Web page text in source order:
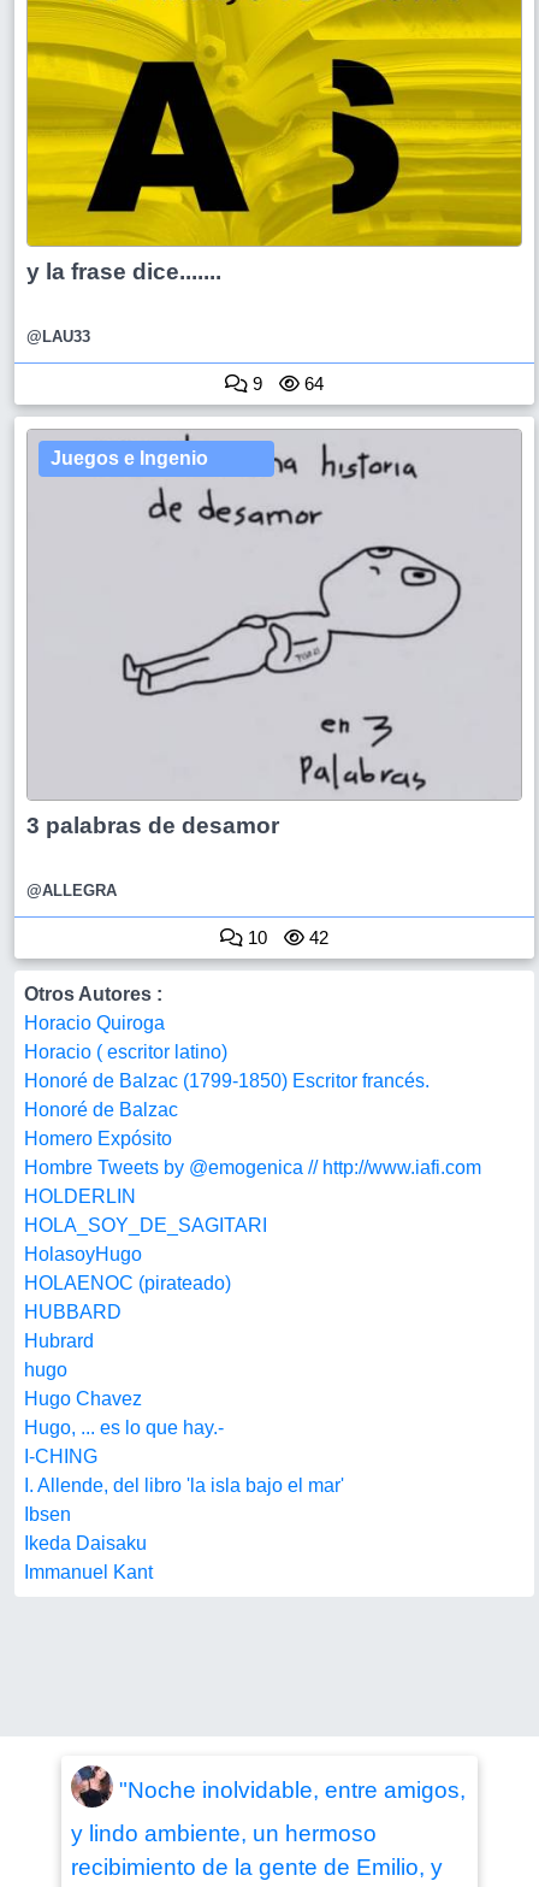
y la frase dice.......
@LAU33
9 64
Juegos e Ingenio
3 palabras de desamor
@ALLEGRA
10 42
Otros Autores :
Horacio Quiroga
Horacio ( escritor latino)
Honoré de Balzac (1799-1850) Escritor francés.
Honoré de Balzac
Homero Expósito
Hombre Tweets by @emogenica // http://www.iafi.com
HOLDERLIN
HOLA_SOY_DE_SAGITARI
HolasoyHugo
HOLAENOC (pirateado)
HUBBARD
Hubrard
hugo
Hugo Chavez
Hugo, ... es lo que hay.-
I-CHING
I. Allende, del libro 'la isla bajo el mar'
Ibsen
Ikeda Daisaku
Immanuel Kant
"Noche inolvidable, entre amigos,
y lindo ambiente, un hermoso
recibimiento de la gente de Emilio, y